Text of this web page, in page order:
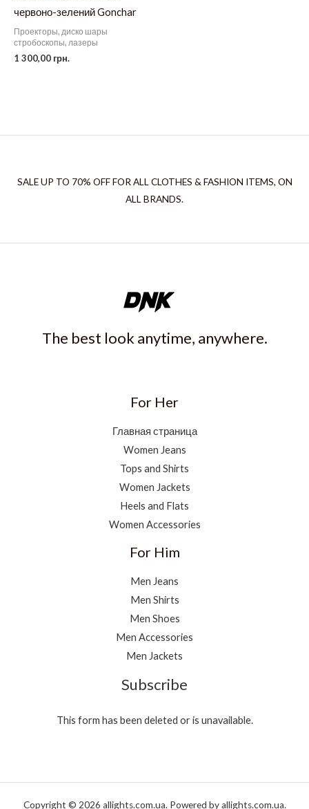
червоно-зелений Gonchar
Проекторы, диско шары
стробоскопы, лазеры
1 300,00 грн.
SALE UP TO 70% OFF FOR ALL CLOTHES & FASHION ITEMS, ON
ALL BRANDS.
The best look anytime, anywhere.
For Her
Главная страница
Women Jeans
Tops and Shirts
Women Jackets
Heels and Flats
Women Accessories
For Him
Men Jeans
Men Shirts
Men Shoes
Men Accessories
Men Jackets
Subscribe
This form has been deleted or is unavailable.
Copyright © 2026 allights.com.ua. Powered by allights.com.ua.